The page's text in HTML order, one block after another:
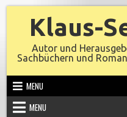
Klaus-
Autor und
Sachbüchern und
MENU
MENU